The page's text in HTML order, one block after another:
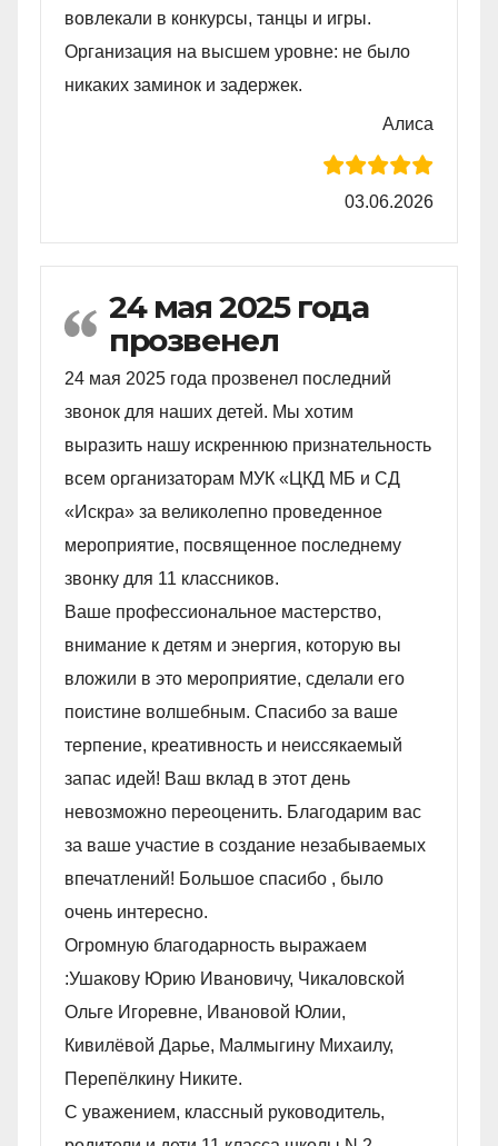
вовлекали в конкурсы, танцы и игры.
Организация на высшем уровне: не было
никаких заминок и задержек.
Алиса
03.06.2026
24 мая 2025 года
прозвенел
24 мая 2025 года прозвенел последний
звонок для наших детей. Мы хотим
выразить нашу искреннюю признательность
всем организаторам МУК «ЦКД МБ и СД
«Искра» за великолепно проведенное
мероприятие, посвященное последнему
звонку для 11 классников.
Ваше профессиональное мастерство,
внимание к детям и энергия, которую вы
вложили в это мероприятие, сделали его
поистине волшебным. Спасибо за ваше
терпение, креативность и неиссякаемый
запас идей! Ваш вклад в этот день
невозможно переоценить. Благодарим вас
за ваше участие в создание незабываемых
впечатлений! Большое спасибо , было
очень интересно.
Огромную благодарность выражаем
:Ушакову Юрию Ивановичу, Чикаловской
Ольге Игоревне, Ивановой Юлии,
Кивилëвой Дарье, Малмыгину Михаилу,
Перепëлкину Никите.
С уважением, классный руководитель,